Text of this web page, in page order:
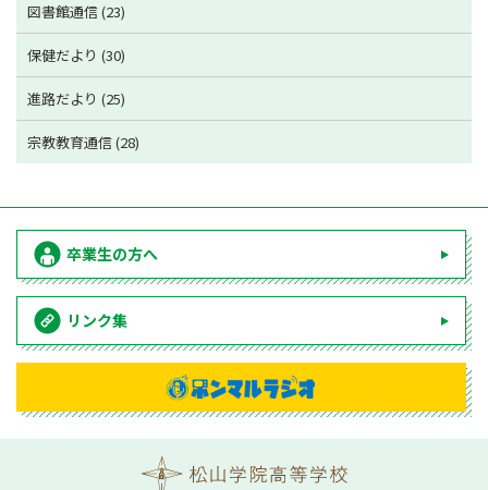
図書館通信 (23)
保健だより (30)
進路だより (25)
宗教教育通信 (28)
卒業生の方へ
リンク集